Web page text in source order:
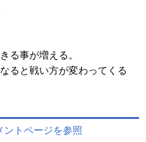
る事が増える。
ると戦い方が変わってくる
ントページを参照